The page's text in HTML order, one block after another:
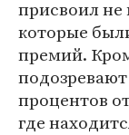
присвоил не
которые
премий.
процентов
где